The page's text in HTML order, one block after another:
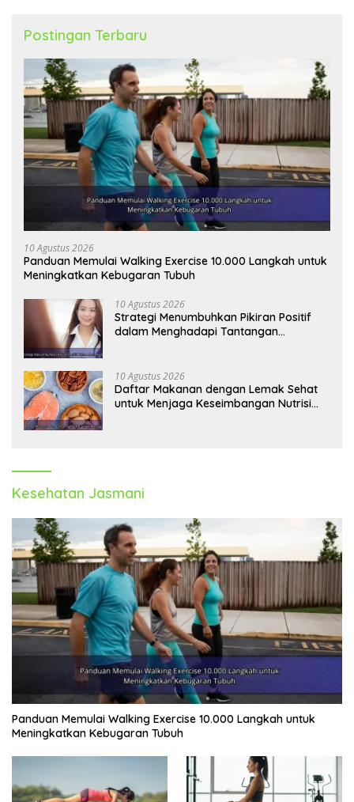
Postingan Terbaru
10 Agustus 2026
Panduan Memulai Walking Exercise 10.000 Langkah untuk
Meningkatkan Kebugaran Tubuh
10 Agustus 2026
Strategi Menumbuhkan Pikiran Positif
dalam Menghadapi Tantangan
10 Agustus 2026
Daftar Makanan dengan Lemak Sehat
untuk Menjaga Keseimbangan Nutrisi
Kesehatan Jasmani
Panduan Memulai Walking Exercise 10.000 Langkah untuk
Meningkatkan Kebugaran Tubuh